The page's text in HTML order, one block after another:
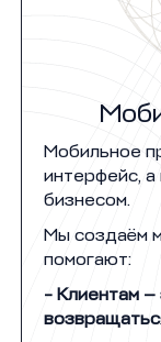
Мобильное
интерфейс, а
бизнесом.
Мы создаём
помогают:
- Клиентам —